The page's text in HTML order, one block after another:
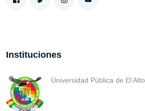
Instituciones
Universidad Pública de El Alto